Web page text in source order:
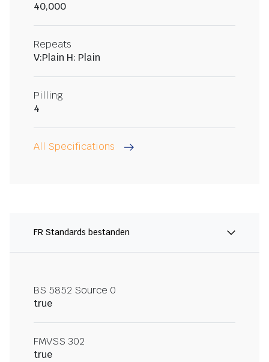
40,000
Repeats
V:Plain H: Plain
Pilling
4
All Specifications
FR Standards bestanden
BS 5852 Source 0
true
FMVSS 302
true